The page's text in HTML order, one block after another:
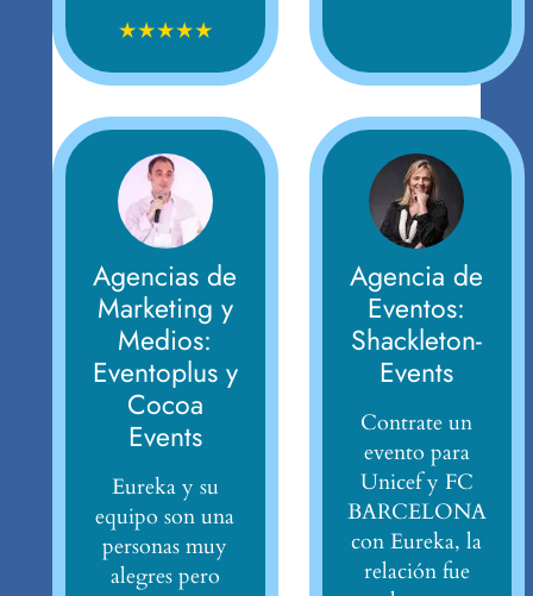
★★★★★
Agencias de
Marketing y
Medios:
Eventoplus y
Cocoa
Events
Eureka y su
equipo son una
personas muy
alegres pero
Agencia de
Eventos:
Shackleton-
Events
Contrate un
evento para
Unicef y FC
BARCELONA
con Eureka, la
relación fue